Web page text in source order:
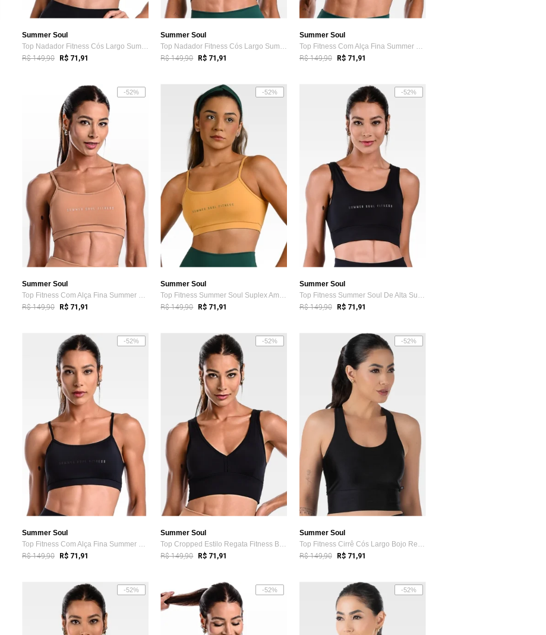
Summer Soul
Top Nadador Fitness Cós Largo Summer Sou...
R$ 149,90 R$ 71,91
Summer Soul
Top Nadador Fitness Cós Largo Summer Sou...
R$ 149,90 R$ 71,91
Summer Soul
Top Fitness Com Alça Fina Summer Soul Bo...
R$ 149,90 R$ 71,91
-52%
Summer Soul
Top Fitness Com Alça Fina Summer Soul Bo...
R$ 149,90 R$ 71,91
-52%
Summer Soul
Top Fitness Summer Soul Suplex Amarelo A...
R$ 149,90 R$ 71,91
-52%
Summer Soul
Top Fitness Summer Soul De Alta Sustenta...
R$ 149,90 R$ 71,91
-52%
Summer Soul
Top Fitness Com Alça Fina Summer Soul Bo...
R$ 149,90 R$ 71,91
-52%
Summer Soul
Top Cropped Estilo Regata Fitness Bojo R...
R$ 149,90 R$ 71,91
-52%
Summer Soul
Top Fitness Cirrê Cós Largo Bojo Removív...
R$ 149,90 R$ 71,91
-52% -52% -52%